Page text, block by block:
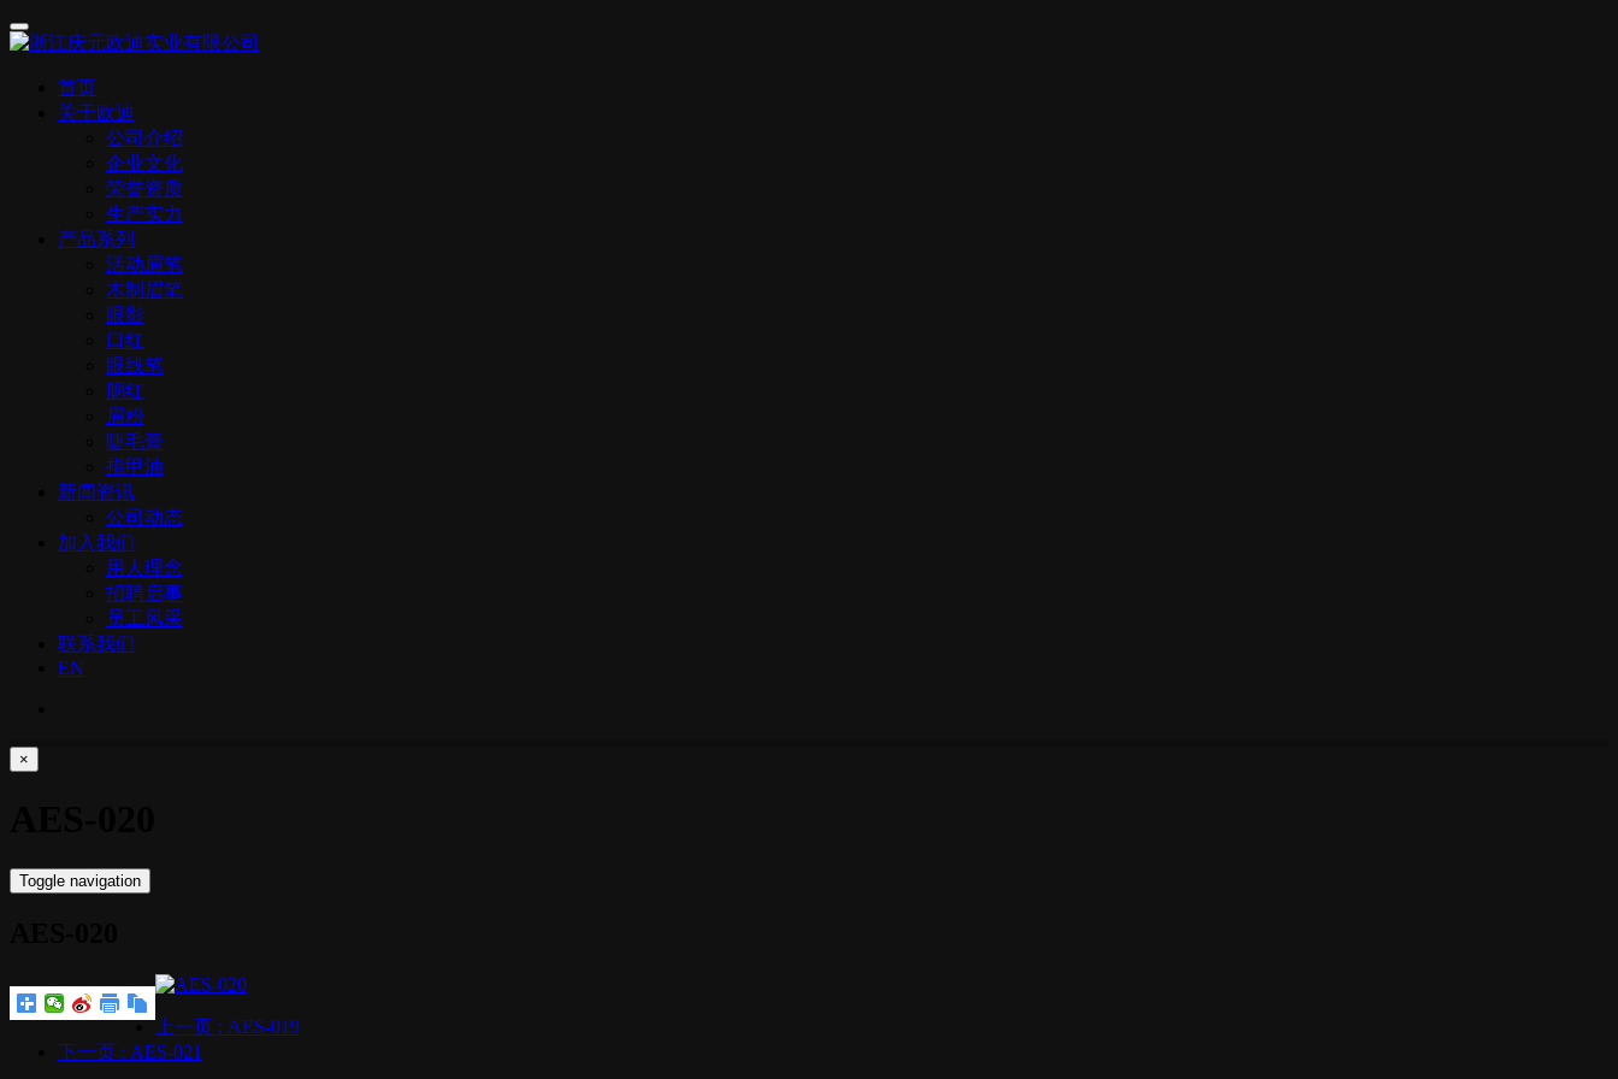
首页
关于欧迪
公司介绍
企业文化
荣誉资质
生产实力
产品系列
活动眉笔
木制眉笔
眼影
口红
眼线笔
腮红
眉粉
睫毛膏
指甲油
新闻资讯
公司动态
加入我们
用人理念
招聘启事
员工风采
联系我们
EN
×
Toggle navigation
上一页 : AES-019
下一页 : AES-021